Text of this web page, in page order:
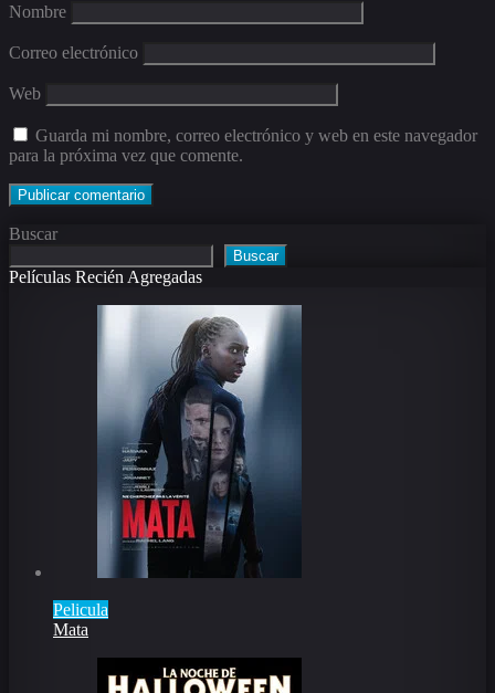
Nombre
Correo electrónico
Web
Guarda mi nombre, correo electrónico y web en este navegador
para la próxima vez que comente.
Buscar
Buscar
Películas Recién Agregadas
Pelicula
Mata